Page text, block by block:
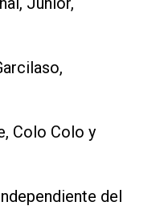
Colo Colo y
del